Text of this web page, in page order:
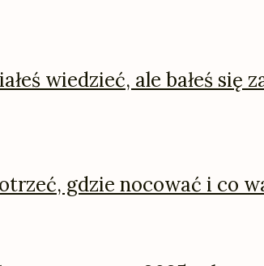
wiedzieć, ale bałeś się
gdzie nocować i co